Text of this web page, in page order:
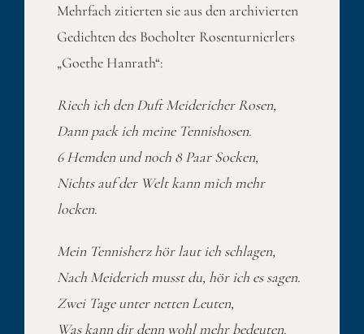
Mehrfach zitierten sie aus den archivierten
Gedichten des Bocholter Rosenturnierlers
„Goethe Hanrath“:
Riech ich den Duft Meidericher Rosen,
Dann pack ich meine Tennishosen.
6 Hemden und noch 8 Paar Socken,
Nichts auf der Welt kann mich mehr
locken.
Mein Tennisherz hör laut ich schlagen,
Nach Meiderich musst du, hör ich es sagen.
Zwei Tage unter netten Leuten,
Was kann dir denn wohl mehr bedeuten.